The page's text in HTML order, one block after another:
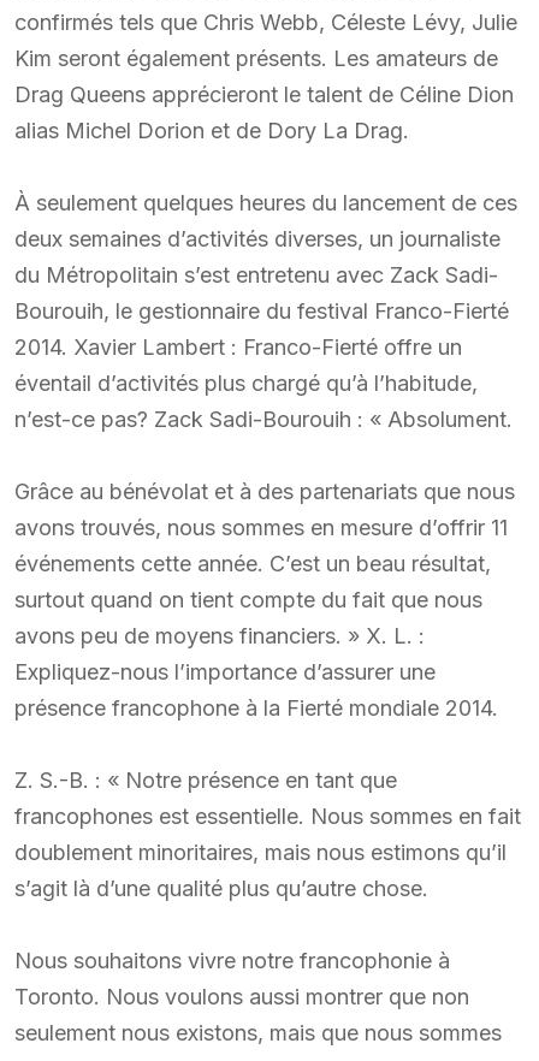
confirmés tels que Chris Webb, Céleste Lévy, Julie
Kim seront également présents. Les amateurs de
Drag Queens apprécieront le talent de Céline Dion
alias Michel Dorion et de Dory La Drag.
À seulement quelques heures du lancement de ces
deux semaines d’activités diverses, un journaliste
du Métropolitain s’est entretenu avec Zack Sadi-
Bourouih, le gestionnaire du festival Franco-Fierté
2014. Xavier Lambert : Franco-Fierté offre un
éventail d’activités plus chargé qu’à l’habitude,
n’est-ce pas? Zack Sadi-Bourouih : « Absolument.
Grâce au bénévolat et à des partenariats que nous
avons trouvés, nous sommes en mesure d’offrir 11
événements cette année. C’est un beau résultat,
surtout quand on tient compte du fait que nous
avons peu de moyens financiers. » X. L. :
Expliquez-nous l’importance d’assurer une
présence francophone à la Fierté mondiale 2014.
Z. S.-B. : « Notre présence en tant que
francophones est essentielle. Nous sommes en fait
doublement minoritaires, mais nous estimons qu’il
s’agit là d’une qualité plus qu’autre chose.
Nous souhaitons vivre notre francophonie à
Toronto. Nous voulons aussi montrer que non
seulement nous existons, mais que nous sommes